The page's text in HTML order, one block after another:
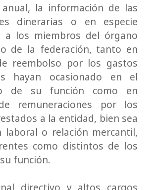
anual, la información de las
dinerarias o en especie
a los miembros del órgano
de la federación, tanto en
reembolso por los gastos
hayan ocasionado en el
de su función como en
remuneraciones por los
a la entidad, bien sea
laboral o relación mercantil,
como distintos de los
función.